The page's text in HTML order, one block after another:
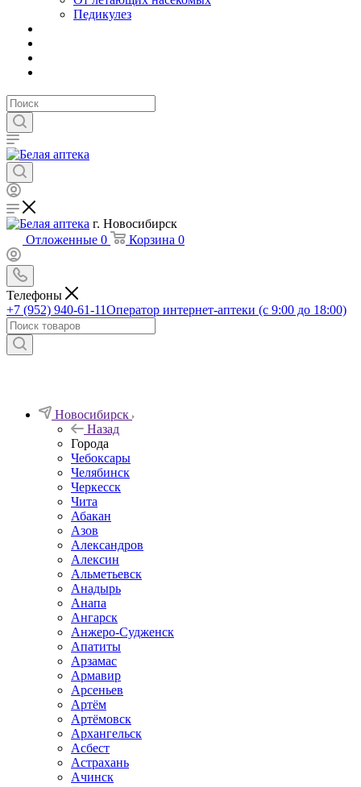
Педикулез
г. Новосибирск
Отложенные 0 Корзина 0
Телефоны
+7 (952) 940-61-11Оператор интернет-аптеки (с 9:00 до 18:00)
Новосибирск
Назад
Города
Чебоксары
Челябинск
Черкесск
Чита
Абакан
Азов
Александров
Алексин
Альметьевск
Анадырь
Анапа
Ангарск
Анжеро-Судженск
Апатиты
Арзамас
Армавир
Арсеньев
Артём
Артёмовск
Архангельск
Асбест
Астрахань
Ачинск